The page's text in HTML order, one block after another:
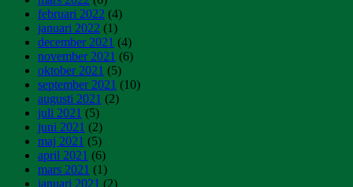
februari 2022 (4)
januari 2022 (1)
december 2021 (4)
november 2021 (6)
oktober 2021 (5)
september 2021 (10)
augusti 2021 (2)
juli 2021 (5)
juni 2021 (2)
maj 2021 (5)
april 2021 (6)
mars 2021 (1)
januari 2021 (2)